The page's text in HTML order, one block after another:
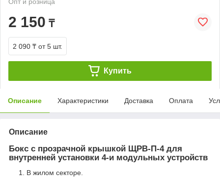
2 150 ₸
2 090 ₸ от 5 шт.
Купить
Описание Характеристики Доставка Оплата
Описание
Бокс с прозрачной крышкой ЩРВ-П-4 для
внутренней установки 4-и модульных устройств
В жилом секторе.